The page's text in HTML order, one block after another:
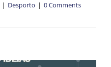
| Desporto | 0 Comments